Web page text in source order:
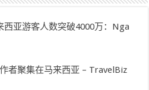
西亚游客人数突破4000万：Nga
者聚集在马来西亚 – TravelBiz